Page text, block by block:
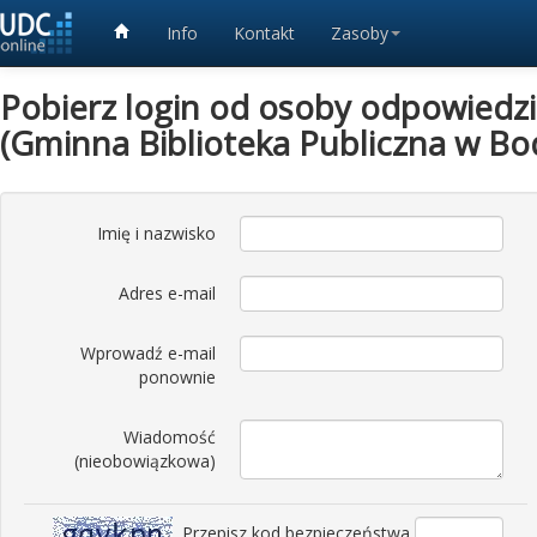
Info Kontakt Zasoby
Pobierz login od osoby
(Gminna Biblioteka Publiczna w
Imię i nazwisko
Adres e-mail
Wprowadź e-mail
ponownie
Wiadomość
(nieobowiązkowa)